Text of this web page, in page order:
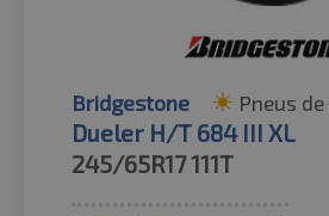
Bridgestone Pneus
Dueler H/T 684 III XL
245/65R17111T